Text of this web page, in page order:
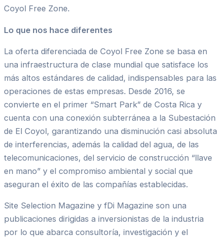
Coyol Free Zone.
Lo que nos hace diferentes
La oferta diferenciada de Coyol Free Zone se basa en
una infraestructura de clase mundial que satisface los
más altos estándares de calidad, indispensables para las
operaciones de estas empresas. Desde 2016, se
convierte en el primer “Smart Park” de Costa Rica y
cuenta con una conexión subterránea a la Subestación
de El Coyol, garantizando una disminución casi absoluta
de interferencias, además la calidad del agua, de las
telecomunicaciones, del servicio de construcción “llave
en mano” y el compromiso ambiental y social que
aseguran el éxito de las compañías establecidas.
Site Selection Magazine y fDi Magazine son una
publicaciones dirigidas a inversionistas de la industria
por lo que abarca consultoría, investigación y el